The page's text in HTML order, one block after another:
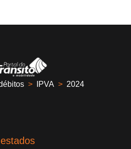
> IPVA > 2024